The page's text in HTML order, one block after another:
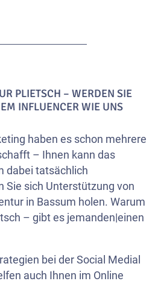
PLIETSCH – WERDEN SIE
INFLUENCER WIE UNS
haben es schon mehrere
– Ihnen kann das
dabei tatsächlich
Sie sich Unterstützung von
in Bassum holen. Warum
– gibt es jemanden|einen
bei der Social Medial
auch Ihnen im Online